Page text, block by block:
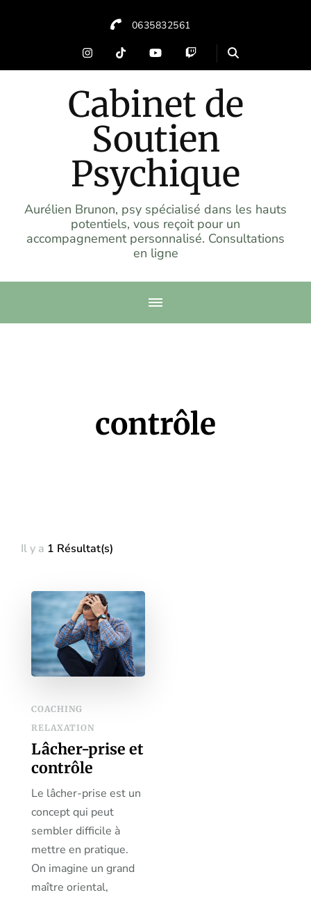
0635832561
Cabinet de
Soutien
Psychique
Aurélien Brunon, psy spécialisé dans les hauts
potentiels, vous reçoit pour un
accompagnement personnalisé. Consultations
en ligne
contrôle
Il y a 1 Résultat(s)
COACHING
RELAXATION
Lâcher-prise et
contrôle
Le lâcher-prise est un
concept qui peut
sembler difficile à
mettre en pratique.
On imagine un grand
maître oriental,